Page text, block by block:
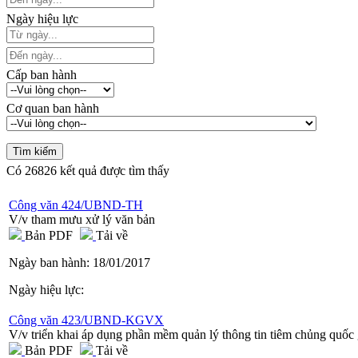
Ngày hiệu lực
Cấp ban hành
Cơ quan ban hành
Có 26826 kết quả được tìm thấy
Công văn 424/UBND-TH
V/v tham mưu xử lý văn bản
Bản PDF
Tải về
Ngày ban hành: 18/01/2017
Ngày hiệu lực:
Công văn 423/UBND-KGVX
V/v triển khai áp dụng phần mềm quản lý thông tin tiêm chủng quốc
Bản PDF
Tải về